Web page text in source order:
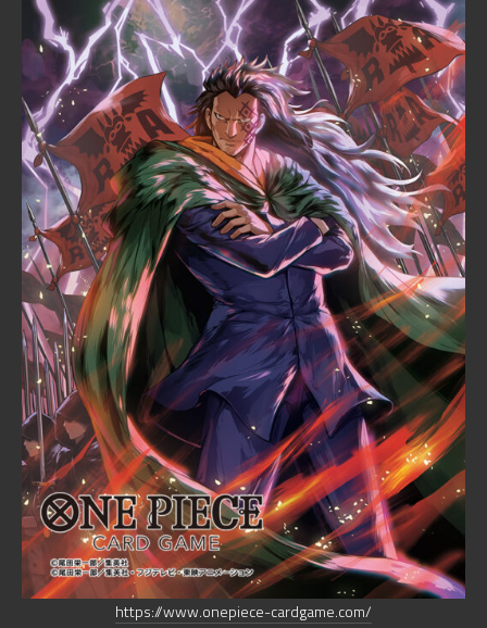
https://www.onepiece-cardgame.com/